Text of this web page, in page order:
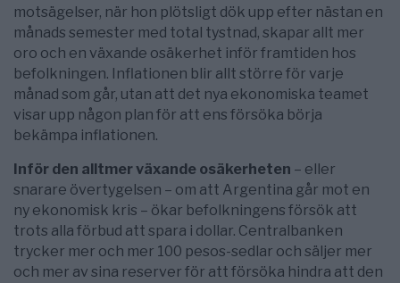
motsägelser, när hon plötsligt dök upp efter nästan en
månads semester med total tystnad, skapar allt mer
oro och en växande osäkerhet inför framtiden hos
befolkningen. Inflationen blir allt större för varje
månad som går, utan att det nya ekonomiska teamet
visar upp någon plan för att ens försöka börja
bekämpa inflationen.
Inför den alltmer växande osäkerheten – eller
snarare övertygelsen – om att Argentina går mot en
ny ekonomisk kris – ökar befolkningens försök att
trots alla förbud att spara i dollar. Centralbanken
trycker mer och mer 100 pesos-sedlar och säljer mer
och mer av sina reserver för att försöka hindra att den